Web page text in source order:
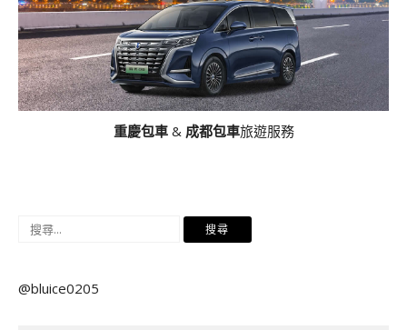
重慶包車& 成都包車旅遊服務
搜
鍵
@bluice0205